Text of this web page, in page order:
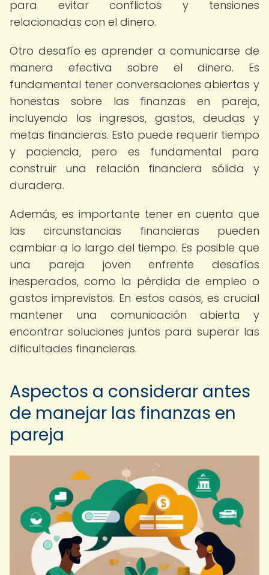
para evitar conflictos y tensiones
relacionadas con el dinero.
Otro desafío es aprender a comunicarse de
manera efectiva sobre el dinero. Es
fundamental tener conversaciones abiertas y
honestas sobre las finanzas en pareja,
incluyendo los ingresos, gastos, deudas y
metas financieras. Esto puede requerir tiempo
y paciencia, pero es fundamental para
construir una relación financiera sólida y
duradera.
Además, es importante tener en cuenta que
las circunstancias financieras pueden
cambiar a lo largo del tiempo. Es posible que
una pareja joven enfrente desafíos
inesperados, como la pérdida de empleo o
gastos imprevistos. En estos casos, es crucial
mantener una comunicación abierta y
encontrar soluciones juntos para superar las
dificultades financieras.
Aspectos a considerar antes
de manejar las finanzas en
pareja